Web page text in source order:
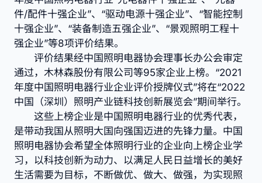
件/配件十强企业”、“驱动电源十强企业”、“智能控制
十强企业”、“装备制造五强企业”、“景观照明工程十
强企业”等8项评价结果。
评价结果经中国照明电器协会理事长办公会审定
通过，木林森股份有限公司等95家企业上榜。“2021
年度中国照明电器行业企业评价授牌仪式”将在“2022
中国（深圳）照明产业链科技创新展览会”期间举行。
这些上榜企业是中国照明电器行业的优秀代表，
是带动我国从照明大国向强国迈进的先锋力量。中国
照明电器协会希望全体照明行业的企业向上榜企业学
习，以科技创新为动力、以满足人民日益增长的美好
生活需要为目标，不断做优、做大、做强，为实现照